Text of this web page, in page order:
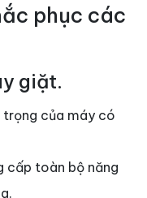
phục các
giặt.
trọng của máy có
cấp toàn bộ năng